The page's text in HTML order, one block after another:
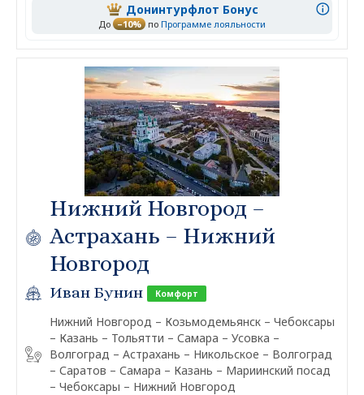
Донинтурфлот Бонус
До –10% по Программе лояльности
Нижний Новгород –
Астрахань – Нижний
Новгород
Иван Бунин Комфорт
Нижний Новгород – Козьмодемьянск – Чебоксары
– Казань – Тольятти – Самара – Усовка –
Волгоград – Астрахань – Никольское – Волгоград
– Саратов – Самара – Казань – Мариинский посад
– Чебоксары – Нижний Новгород